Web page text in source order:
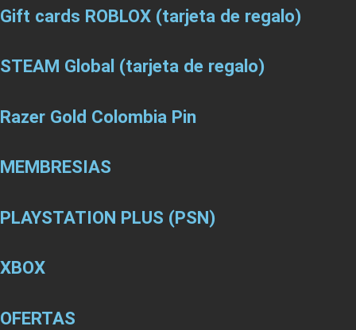
Gift cards ROBLOX (tarjeta de regalo)
STEAM Global (tarjeta de regalo)
Razer Gold Colombia Pin
MEMBRESIAS
PLAYSTATION PLUS (PSN)
XBOX
OFERTAS